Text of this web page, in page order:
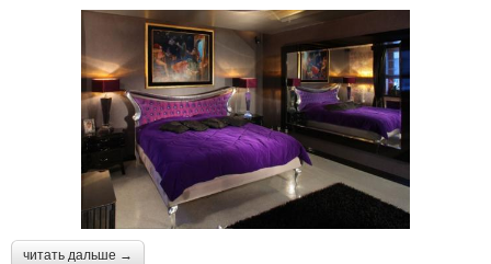
читать дальше →